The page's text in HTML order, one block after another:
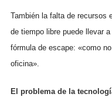
También la falta de recursos
de tiempo libre puede llevar
fórmula de escape: «como
oficina».
El problema de la